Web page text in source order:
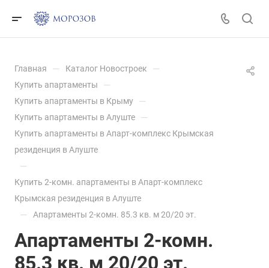
Главная — Каталог Новостроек —
Купить апартаменты —
Купить апартаменты в Крыму —
Купить апартаменты в Алуште —
Купить апартаменты в Апарт-комплекс Крымская
резиденция в Алуште
—
Купить 2-комн. апартаменты в Апарт-комплекс
Крымская резиденция в Алуште
— Апартаменты 2-комн. 85.3 кв. м 20/20 эт.
Апартаменты 2-комн.
85.3 кв. м 20/20 эт.